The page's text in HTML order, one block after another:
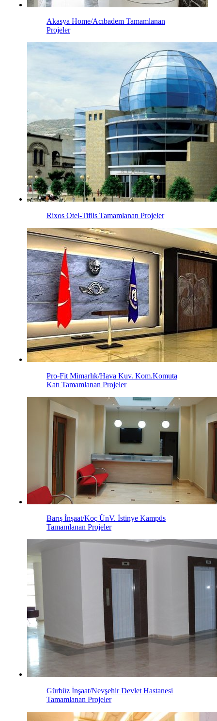
Akasya Home/Acıbadem Tamamlanan
Projeler
Rixos Otel-Tiflis Tamamlanan Projeler
Pro-Fit Mimarlık/Hava Kuv. Kom.Komuta
Katı Tamamlanan Projeler
Barış İnşaat/Koç ÜnV. İstinye Kampüs
Tamamlanan Projeler
Gürbüz İnşaat/Nevşehir Devlet Hastanesi
Tamamlanan Projeler